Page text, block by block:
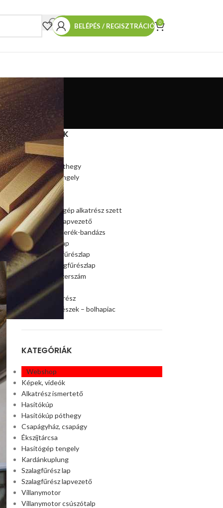
BELÉPÉS / REGISZTRÁCIÓ 0
TERMÉKEINK
Hasítókúp
Hasítókúp póthegy
Hasítógép tengely
Ékszíjtárcsa
Csapágy
Kúpos hasítógép alkatrész szett
Szalagfűrész lapvezető
Szalagfűrészkerék-bandázs
Szalagfűrészlap
Faipari szalagfűrészlap
Húsipari szalagfűrészlap
Faipari gép, szerszám
Ágaprító
Offroad alkatrész
Akciós alkatrészek – bolhapiac
KATEGÓRIÁK
Webshop
Képek, videók
Alkatrész ismertető
Hasítókúp
Hasítókúp póthegy
Csapágyház, csapágy
Ékszíjtárcsa
Hasítógép tengely
Kardánkuplung
Szalagfűrész lap
Szalagfűrész lapvezető
Villanymotor
Villanymotor csúszótalp